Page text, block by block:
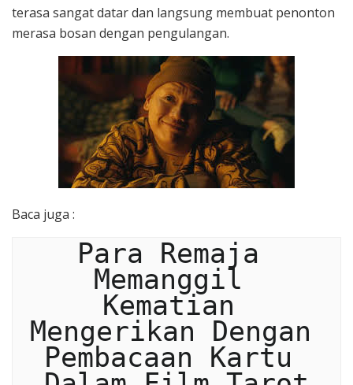
terasa sangat datar dan langsung membuat penonton
merasa bosan dengan pengulangan.
Baca juga :
Para Remaja
Memanggil
Kematian
Mengerikan Dengan
Pembacaan Kartu